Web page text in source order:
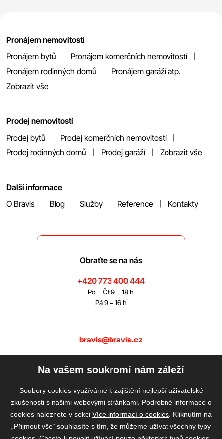
Pronájem nemovitostí
Pronájem bytů
Pronájem komerčních nemovitostí
Pronájem rodinných domů
Pronájem garáží atp.
Zobrazit vše
Prodej nemovitostí
Prodej bytů
Prodej komerčních nemovitostí
Prodej rodinných domů
Prodej garáží Zobrazit vše
Další informace
O Bravis
Blog Služby Reference Kontakty
Obraťte se na nás
+420 773 400 444
Po – Čt 9 – 18 h
Pá 9 – 16 h
bravis@bravis.cz
Na vašem soukromí nám záleží
Soubory cookies využíváme k zajištění nejlepší uživatelské
zkušenosti s našimi webovými stránkami. Podrobné informace o
cookies naleznete v sekci Více informací o cookies . Kliknutím na
„Přijmout vše“ souhlasíte s tím, že můžeme užívat všechny typy